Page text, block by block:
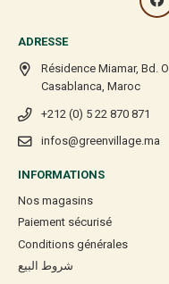
ADRESSE
Résidence Miamar, Bd.
Casablanca, Maroc
+212 (0) 5 22 870 871
infos@greenvillage.ma
INFORMATIONS
Nos magasins
Paiement sécurisé
Conditions générales
شروط البيع